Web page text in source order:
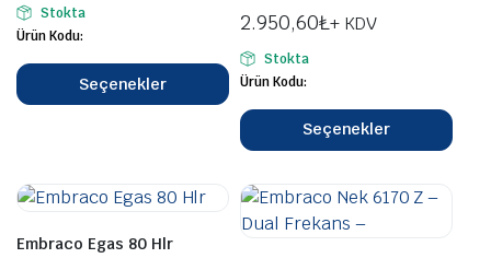
Stokta
Ürün Kodu:
Seçenekler
2.950,60₺+ KDV
Stokta
Ürün Kodu:
Seçenekler
Embraco Egas 80 Hlr